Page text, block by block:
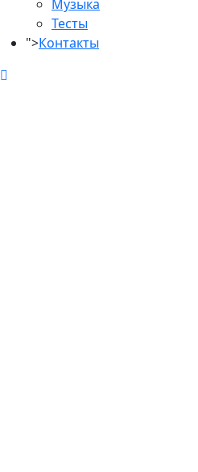
Музыка
Тесты
">Контакты